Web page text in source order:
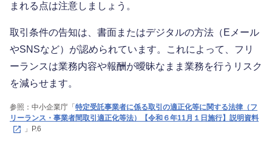
まれる点は注意しましょう。
取引条件の告知は、書面またはデジタルの方法（Eメール
やSNSなど）が認められています。これによって、フリ
ーランスは業務内容や報酬が曖昧なまま業務を行うリスク
を減らせます。
参照：中小企業庁「 特定受託事業者に係る取引の適正化等に関する法律（フ
リーランス・事業者間取引適正化等法）【令和６年11月１日施行】説明資料
」P.6